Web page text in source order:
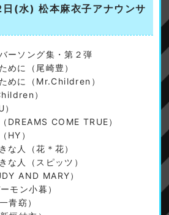
(水) 松本麻衣子アナウンサ
ーソング集・第２弾
めに（尾崎豊）
めに（Mr.Children）
）
DREAMS COME TRUE）
HY）
な人（花＊花）
な人（スピッツ）
AND MARY）
モン小暮）
青窈）